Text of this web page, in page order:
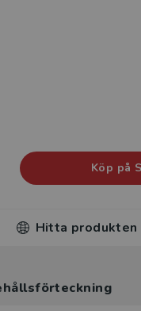
Köp på
Hitta produkten